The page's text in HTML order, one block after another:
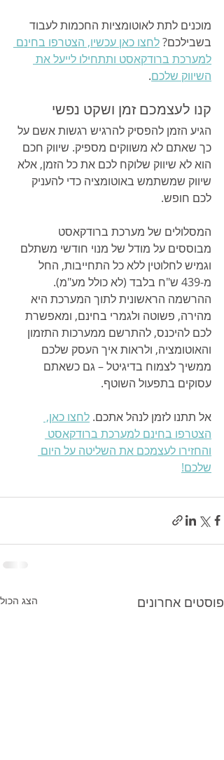
מוכנים לתת לאוטומציות החכמות לעבוד
בשבילכם? לחצו כאן עכשיו, הצטרפו בחינם
למערכת ברודקאסט ותתחילו לייעל את
השיווק שלכם.
קנו לעצמכם זמן ושקט נפשי
הגיע הזמן להפסיק להרגיש רגשות אשם על
כך שאתם לא משווקים מספיק. שיווק חכם
הוא לא שיווק שלוקח לכם את כל הזמן, אלא
שיווק שמשתמש באוטומציה כדי להעניק
לכם חופש.
המסלולים של מערכת ברודקאסט
מבוססים על מודל של מנוי חודשי משתלם
וגמיש לחלוטין ללא כל התחייבות, החל
מ-439 ש"ח בלבד (לא כולל מע"מ).
ההרשמה הראשונית לתוך המערכת היא
מהירה, פשוטה ולגמרי בחינם, ומאפשרת
לכם להיכנס, להתרשם ממערכות התזמון
והאוטומציה, ולראות איך העסק שלכם
ממשיך לצמוח בדיגיטל – גם כשאתם
עסוקים בתפעול השוטף.
אל תתנו לזמן לנהל אתכם. לחצו כאן,
הצטרפו בחינם למערכת ברודקאסט
והחזירו לעצמכם את השליטה על היום
שלכם!
פוסטים אחרונים הצג הכול